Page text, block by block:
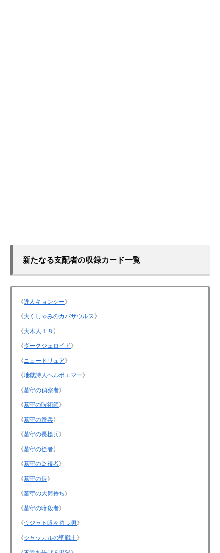
新たなる支配者の収録カード一覧
《達人キョンシー》
《大くしゃみのカバザウルス》
《大木人１８ 》
《ダークジェロイド》
《ニュードリュア》
《地獄詩人ヘルポエマー》
《墓守の偵察者》
《墓守の呪術師》
《墓守の番兵》
《墓守の長槍兵》
《墓守の従者》
《墓守の監視者》
《墓守の長》
《墓守の大筒持ち》
《墓守の暗殺者》
《ウジャト眼を持つ男》
《ジャッカルの聖戦士》